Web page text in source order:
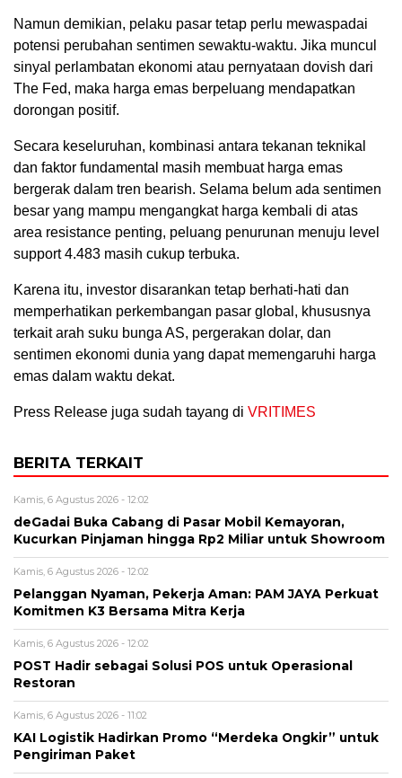
Namun demikian, pelaku pasar tetap perlu mewaspadai
potensi perubahan sentimen sewaktu-waktu. Jika muncul
sinyal perlambatan ekonomi atau pernyataan dovish dari
The Fed, maka harga emas berpeluang mendapatkan
dorongan positif.
Secara keseluruhan, kombinasi antara tekanan teknikal
dan faktor fundamental masih membuat harga emas
bergerak dalam tren bearish. Selama belum ada sentimen
besar yang mampu mengangkat harga kembali di atas
area resistance penting, peluang penurunan menuju level
support 4.483 masih cukup terbuka.
Karena itu, investor disarankan tetap berhati-hati dan
memperhatikan perkembangan pasar global, khususnya
terkait arah suku bunga AS, pergerakan dolar, dan
sentimen ekonomi dunia yang dapat memengaruhi harga
emas dalam waktu dekat.
Press Release juga sudah tayang di VRITIMES
BERITA TERKAIT
Kamis, 6 Agustus 2026 - 12:02
deGadai Buka Cabang di Pasar Mobil Kemayoran,
Kucurkan Pinjaman hingga Rp2 Miliar untuk Showroom
Kamis, 6 Agustus 2026 - 12:02
Pelanggan Nyaman, Pekerja Aman: PAM JAYA Perkuat
Komitmen K3 Bersama Mitra Kerja
Kamis, 6 Agustus 2026 - 12:02
POST Hadir sebagai Solusi POS untuk Operasional
Restoran
Kamis, 6 Agustus 2026 - 11:02
KAI Logistik Hadirkan Promo “Merdeka Ongkir” untuk
Pengiriman Paket